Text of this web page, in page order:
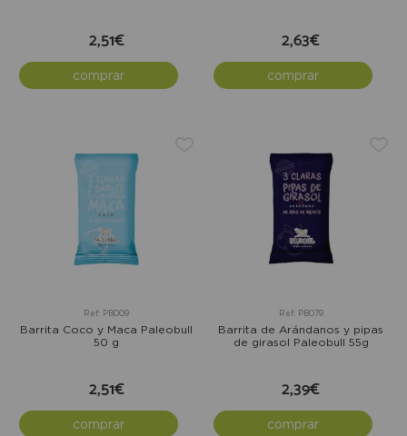
2,51€
comprar
2,63€
comprar
Ref: PB009
Barrita Coco y Maca Paleobull
50 g
2,51€
comprar
Ref: PB079
Barrita de Arándanos y pipas
de girasol Paleobull 55g
2,39€
comprar